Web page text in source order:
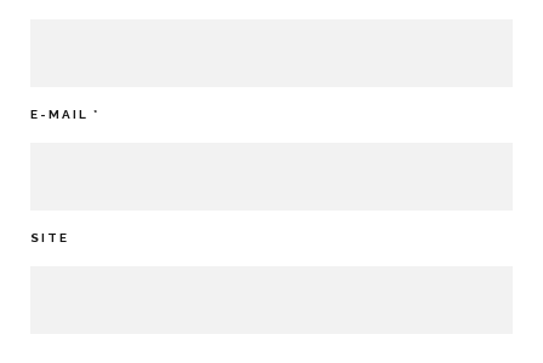
E-MAIL *
SITE